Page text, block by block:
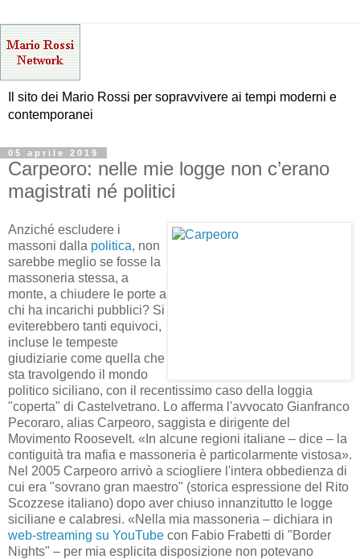
Il sito dei Mario Rossi per sopravvivere ai tempi moderni e
contemporanei
05 aprile 2019
Carpeoro: nelle mie logge non c’erano
magistrati né politici
Anziché escludere i
massoni dalla politica, non
sarebbe meglio se fosse la
massoneria stessa, a
monte, a chiudere le porte a
chi ha incarichi pubblici? Si
eviterebbero tanti equivoci,
incluse le tempeste
giudiziarie come quella che
sta travolgendo il mondo
politico siciliano, con il recentissimo caso della loggia
"coperta" di Castelvetrano. Lo afferma l'avvocato Gianfranco
Pecoraro, alias Carpeoro, saggista e dirigente del
Movimento Roosevelt. «In alcune regioni italiane – dice – la
contiguità tra mafia e massoneria è particolarmente vistosa».
Nel 2005 Carpeoro arrivò a sciogliere l'intera obbedienza di
cui era "sovrano gran maestro" (storica espressione del Rito
Scozzese italiano) dopo aver chiuso innanzitutto le logge
siciliane e calabresi. «Nella mia massoneria – dichiara in
web-streaming su YouTube con Fabio Frabetti di "Border
Nights" – per mia esplicita disposizione non potevano